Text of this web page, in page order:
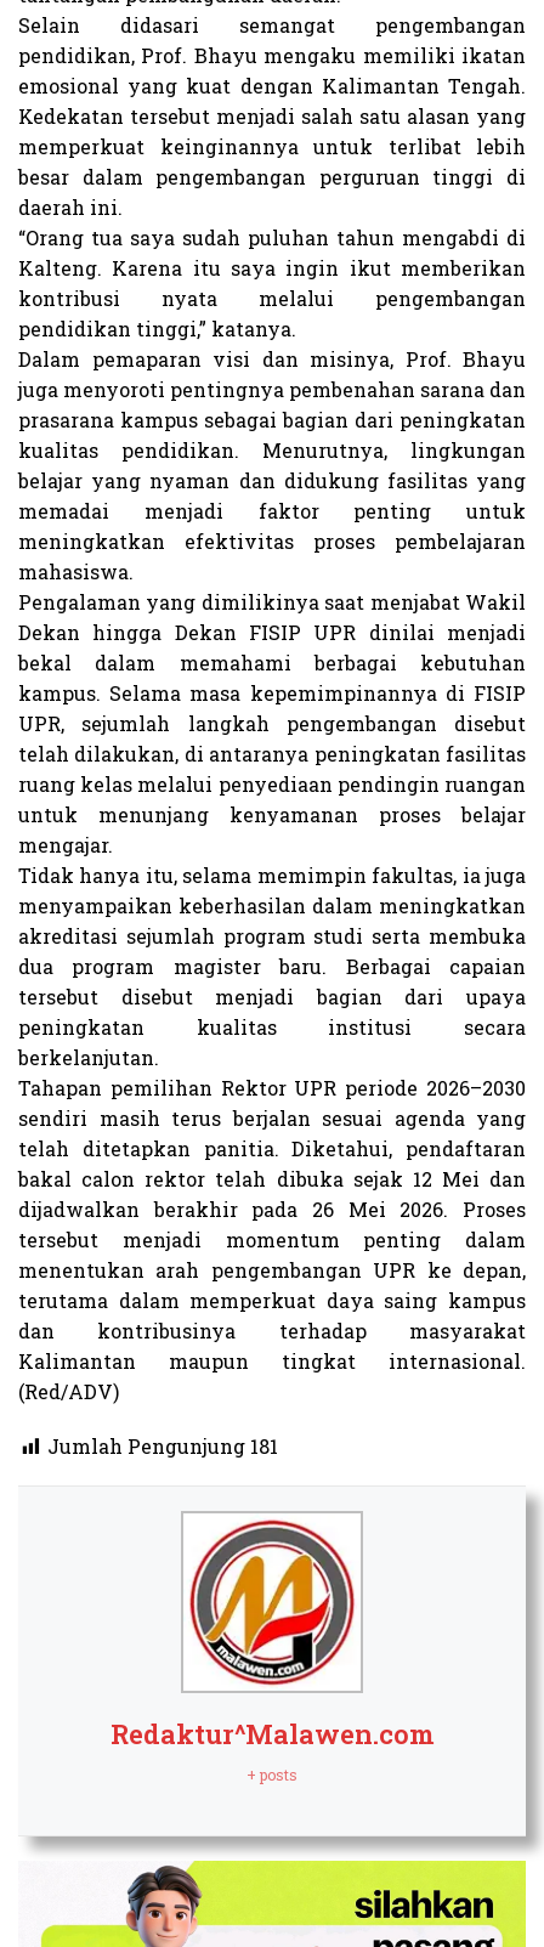
Selain didasari semangat pengembangan
pendidikan, Prof. Bhayu mengaku memiliki ikatan
emosional yang kuat dengan Kalimantan Tengah.
Kedekatan tersebut menjadi salah satu alasan yang
memperkuat keinginannya untuk terlibat lebih
besar dalam pengembangan perguruan tinggi di
daerah ini.
“Orang tua saya sudah puluhan tahun mengabdi di
Kalteng. Karena itu saya ingin ikut memberikan
kontribusi nyata melalui pengembangan
pendidikan tinggi,” katanya.
Dalam pemaparan visi dan misinya, Prof. Bhayu
juga menyoroti pentingnya pembenahan sarana dan
prasarana kampus sebagai bagian dari peningkatan
kualitas pendidikan. Menurutnya, lingkungan
belajar yang nyaman dan didukung fasilitas yang
memadai menjadi faktor penting untuk
meningkatkan efektivitas proses pembelajaran
mahasiswa.
Pengalaman yang dimilikinya saat menjabat Wakil
Dekan hingga Dekan FISIP UPR dinilai menjadi
bekal dalam memahami berbagai kebutuhan
kampus. Selama masa kepemimpinannya di FISIP
UPR, sejumlah langkah pengembangan disebut
telah dilakukan, di antaranya peningkatan fasilitas
ruang kelas melalui penyediaan pendingin ruangan
untuk menunjang kenyamanan proses belajar
mengajar.
Tidak hanya itu, selama memimpin fakultas, ia juga
menyampaikan keberhasilan dalam meningkatkan
akreditasi sejumlah program studi serta membuka
dua program magister baru. Berbagai capaian
tersebut disebut menjadi bagian dari upaya
peningkatan kualitas institusi secara
berkelanjutan.
Tahapan pemilihan Rektor UPR periode 2026–2030
sendiri masih terus berjalan sesuai agenda yang
telah ditetapkan panitia. Diketahui, pendaftaran
bakal calon rektor telah dibuka sejak 12 Mei dan
dijadwalkan berakhir pada 26 Mei 2026. Proses
tersebut menjadi momentum penting dalam
menentukan arah pengembangan UPR ke depan,
terutama dalam memperkuat daya saing kampus
dan kontribusinya terhadap masyarakat
Kalimantan maupun tingkat internasional.
(Red/ADV)
Jumlah Pengunjung 181
Redaktur^Malawen.com
+ posts